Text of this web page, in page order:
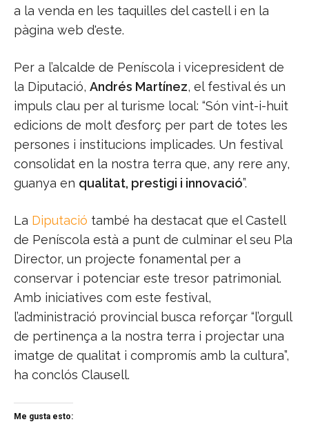
a la venda en les taquilles del castell i en la
pàgina web d'este.
Per a l’alcalde de Peníscola i vicepresident de
la Diputació, Andrés Martínez, el festival és un
impuls clau per al turisme local: “Són vint-i-huit
edicions de molt d’esforç per part de totes les
persones i institucions implicades. Un festival
consolidat en la nostra terra que, any rere any,
guanya en qualitat, prestigi i innovació”.
La Diputació també ha destacat que el Castell
de Peníscola està a punt de culminar el seu Pla
Director, un projecte fonamental per a
conservar i potenciar este tresor patrimonial.
Amb iniciatives com este festival,
l’administració provincial busca reforçar “l’orgull
de pertinença a la nostra terra i projectar una
imatge de qualitat i compromís amb la cultura”,
ha conclós Clausell.
Me gusta esto: